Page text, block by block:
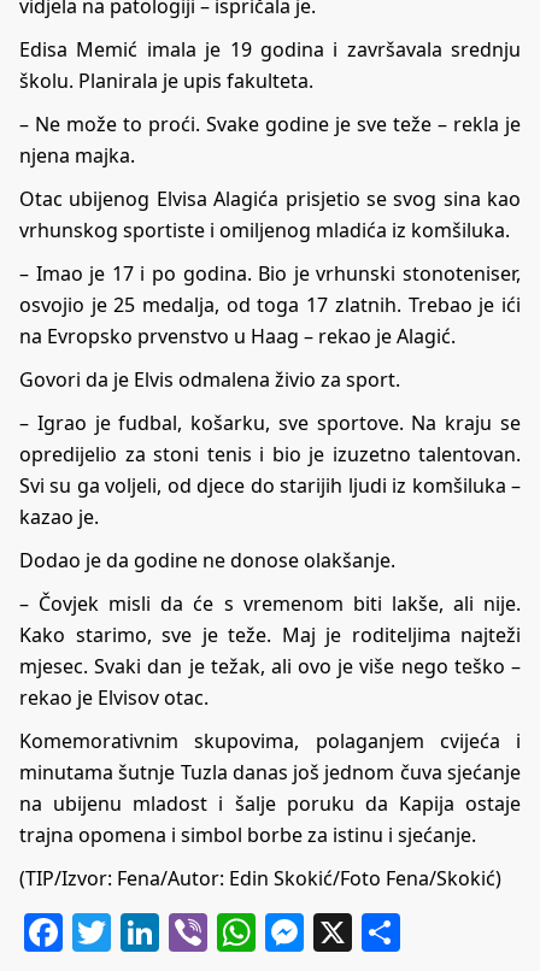
vidjela na patologiji – ispričala je.
Edisa Memić imala je 19 godina i završavala srednju
školu. Planirala je upis fakulteta.
– Ne može to proći. Svake godine je sve teže – rekla je
njena majka.
Otac ubijenog Elvisa Alagića prisjetio se svog sina kao
vrhunskog sportiste i omiljenog mladića iz komšiluka.
– Imao je 17 i po godina. Bio je vrhunski stonoteniser,
osvojio je 25 medalja, od toga 17 zlatnih. Trebao je ići
na Evropsko prvenstvo u Haag – rekao je Alagić.
Govori da je Elvis odmalena živio za sport.
– Igrao je fudbal, košarku, sve sportove. Na kraju se
opredijelio za stoni tenis i bio je izuzetno talentovan.
Svi su ga voljeli, od djece do starijih ljudi iz komšiluka –
kazao je.
Dodao je da godine ne donose olakšanje.
– Čovjek misli da će s vremenom biti lakše, ali nije.
Kako starimo, sve je teže. Maj je roditeljima najteži
mjesec. Svaki dan je težak, ali ovo je više nego teško –
rekao je Elvisov otac.
Komemorativnim skupovima, polaganjem cvijeća i
minutama šutnje Tuzla danas još jednom čuva sjećanje
na ubijenu mladost i šalje poruku da Kapija ostaje
trajna opomena i simbol borbe za istinu i sjećanje.
(TIP/Izvor: Fena/Autor: Edin Skokić/Foto Fena/Skokić)
Facebook
Twitter
LinkedIn
ViberWhatsApp
Messenger
X